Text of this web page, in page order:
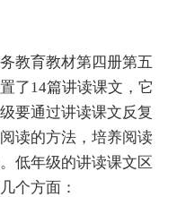
育教材第四册第五
了14篇讲读课文，它
要通过讲读课文反复
读的方法，培养阅读
低年级的讲读课文区
个方面：